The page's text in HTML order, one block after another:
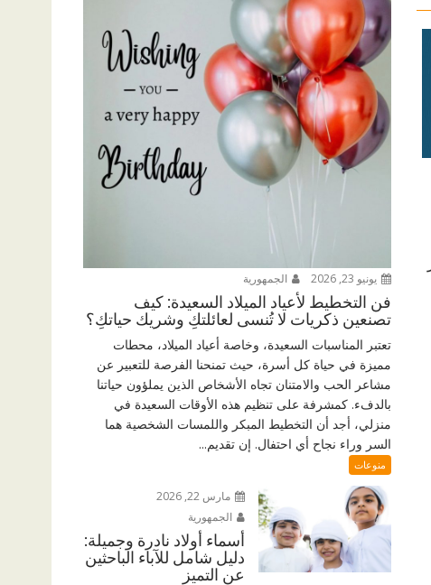
يونيو 23, 2026 الجمهورية
فن التخطيط لأعياد الميلاد السعيدة: كيف
تصنعين ذكريات لا تُنسى لعائلتكِ وشريك حياتكِ؟
تعتبر المناسبات السعيدة، وخاصة أعياد الميلاد، محطات
مميزة في حياة كل أسرة، حيث تمنحنا الفرصة للتعبير عن
مشاعر الحب والامتنان تجاه الأشخاص الذين يملؤون حياتنا
بالدفء. كمشرفة على تنظيم هذه الأوقات السعيدة في
منزلي، أجد أن التخطيط المبكر واللمسات الشخصية هما
السر وراء نجاح أي احتفال. إن تقديم...
منوعات
مارس 22, 2026
الجمهورية
أسماء أولاد نادرة وجميلة:
دليل شامل للآباء الباحثين
عن التميز